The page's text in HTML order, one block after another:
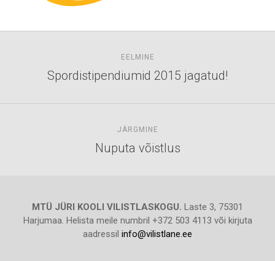
EELMINE
Spordistipendiumid 2015 jagatud!
JÄRGMINE
Nuputa võistlus
MTÜ JÜRI KOOLI VILISTLASKOGU. Laste 3, 75301
Harjumaa. Helista meile numbril +372 503 4113 või kirjuta
aadressil info@vilistlane.ee